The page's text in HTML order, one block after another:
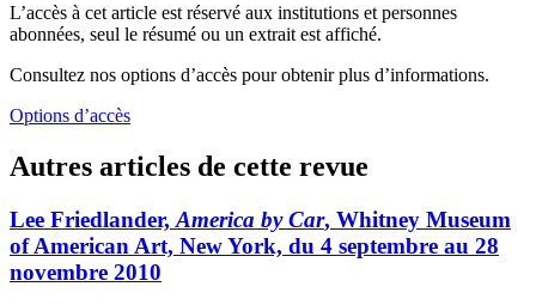
L’accès à cet article est réservé aux institutions et personnes
abonnées, seul le résumé ou un extrait est affiché.
Consultez nos options d’accès pour obtenir plus d’informations.
Options d’accès
Autres articles de cette revue
Lee Friedlander, America by Car, Whitney Museum
of American Art, New York, du 4 septembre au 28
novembre 2010